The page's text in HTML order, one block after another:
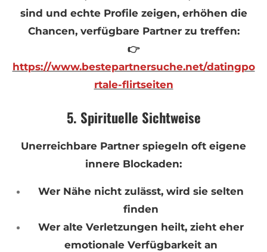
sind und echte Profile zeigen, erhöhen die
Chancen, verfügbare Partner zu treffen:
👉
https://www.bestepartnersuche.net/datingpo
rtale-flirtseiten
5. Spirituelle Sichtweise
Unerreichbare Partner spiegeln oft eigene
innere Blockaden:
Wer Nähe nicht zulässt, wird sie selten
finden
Wer alte Verletzungen heilt, zieht eher
emotionale Verfügbarkeit an